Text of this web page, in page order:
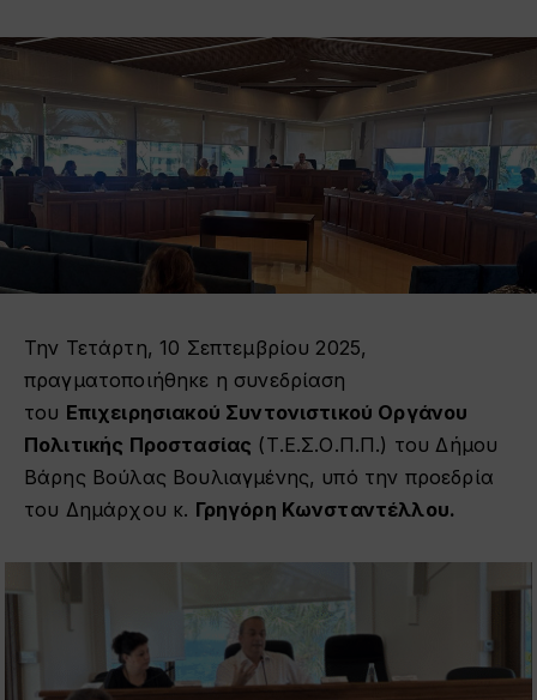
Την Τετάρτη, 10 Σεπτεμβρίου 2025,
πραγματοποιήθηκε η συνεδρίαση
του Επιχειρησιακού Συντονιστικού Οργάνου
Πολιτικής Προστασίας (Τ.Ε.Σ.Ο.Π.Π.) του Δήμου
Βάρης Βούλας Βουλιαγμένης, υπό την προεδρία
του Δημάρχου κ. Γρηγόρη Κωνσταντέλλου.